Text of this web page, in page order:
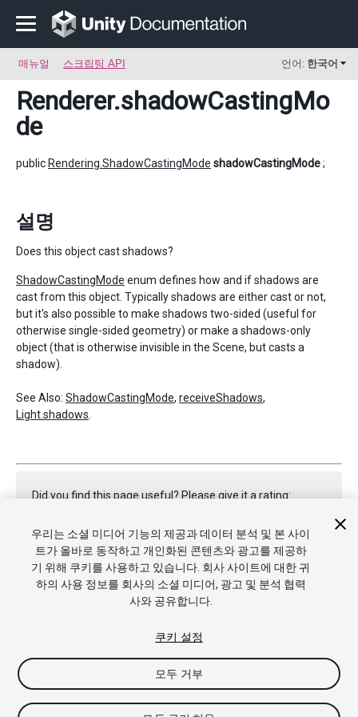
매뉴얼 스크립팅 API 언어: 한국어
Renderer.shadowCastingMo
de
public Rendering.ShadowCastingMode shadowCastingMode;
설명
Does this object cast shadows?
ShadowCastingMode enum defines how and if shadows are
cast from this object. Typically shadows are either cast or not,
but it's also possible to make shadows two-sided (useful for
otherwise single-sided geometry) or make a shadows-only
object (that is otherwise invisible in the Scene, but casts a
shadow).
See Also: ShadowCastingMode, receiveShadows,
Light.shadows
Did you find this page useful? Please give it a rating:
Report a problem on this page
Copyright © 2020 Unity Technologies. Publication 2020.1
및 이용약관
개인정보처리방침 내 개인정보 판
우리는 소셜 미디어 기능의 제공과 데이터 분석 및 본 사이
트가 올바로 동작하고 개인화된 콘텐츠와 광고를 제공하
기 위해 쿠키를 사용하고 있습니다. 회사 사이트에 대한 귀
하의 사용 정보를 회사의 소셜 미디어, 광고 및 분석 협력
사와 공유합니다.
쿠키 설정
모두 거부